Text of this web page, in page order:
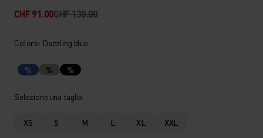
CHF 91.00CHF 130.00
Colore: Dazzling blue
% % %
Selezione una taglia
XS S M L XL XXL